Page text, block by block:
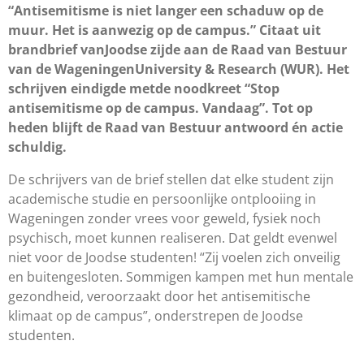
“Antisemitisme is niet langer een schaduw op de
muur. Het is aanwezig op de campus.” Citaat uit
brandbriefvanJoodse zijdeaan de Raad van Bestuur
van de WageningenUniversity & Research (WUR). Het
schrijven eindigde metde noodkreet“Stop
antisemitisme op de campus. Vandaag”. Tot op
heden blijftde Raad van Bestuur antwoord én actie
schuldig.
De schrijvers van de briefstellen dat elke student zijn
academische studie en persoonlijke ontplooiing in
Wageningen zonder vrees voor geweld, fysiek noch
psychisch, moet kunnen realiseren. Dat geldt evenwel
niet voor de Joodse studenten! “Zij voelen zich onveilig
en buitengesloten. Sommigen kampen met hun mentale
gezondheid, veroorzaakt door het antisemitische
klimaat op de campus”, onderstrepen de Joodse
studenten.